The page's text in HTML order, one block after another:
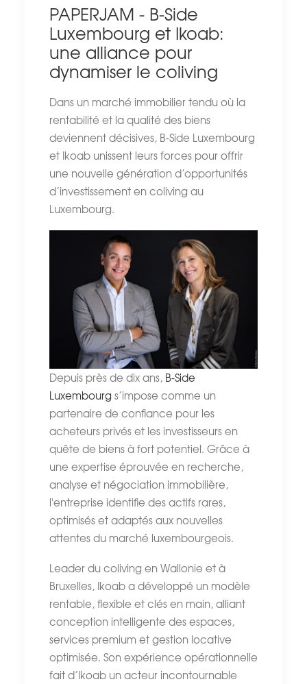
PAPERJAM - B-Side
Luxembourg et Ikoab:
une alliance pour
dynamiser le coliving
Dans un marché immobilier tendu où la
rentabilité et la qualité des biens
deviennent décisives, B-Side Luxembourg
et Ikoab unissent leurs forces pour offrir
une nouvelle génération d’opportunités
d’investissement en coliving au
Luxembourg.
Depuis près de dix ans, B-Side
Luxembourgs’impose comme un
partenaire de confiance pour les
acheteurs privés et les investisseurs en
quête de biens à fort potentiel. Grâce à
une expertise éprouvée en recherche,
analyse et négociation immobilière,
l'entreprise identifie des actifs rares,
optimisés et adaptés aux nouvelles
attentes du marché luxembourgeois.
Leader du coliving en Wallonie et à
Bruxelles, Ikoab a développé un modèle
rentable, flexible et clés en main, alliant
conception intelligente des espaces,
services premium et gestion locative
optimisée. Son expérience opérationnelle
fait d’Ikoab un acteur incontournable